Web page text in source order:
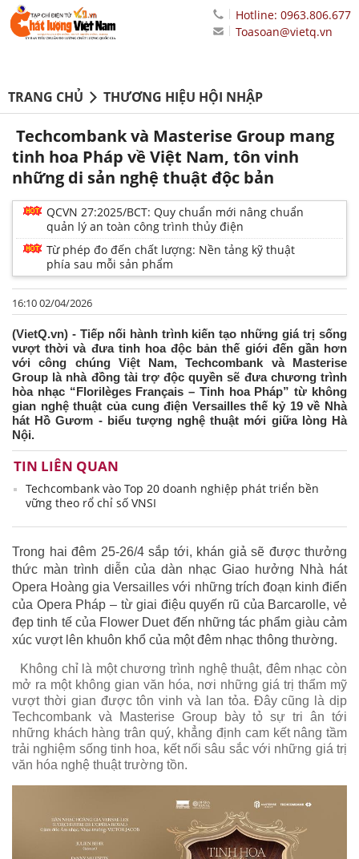
Hotline: 0963.806.677
Toasoan@vietq.vn
TRANG CHỦ THƯƠNG HIỆU HỘI NHẬP
Techcombank và Masterise Group mang
tinh hoa Pháp về Việt Nam, tôn vinh
những di sản nghệ thuật độc bản
QCVN 27:2025/BCT: Quy chuẩn mới nâng chuẩn
quản lý an toàn công trình thủy điện
Từ phép đo đến chất lượng: Nền tảng kỹ thuật
phía sau mỗi sản phẩm
16:10 02/04/2026
(VietQ.vn) - Tiếp nối hành trình kiến tạo những giá trị sống
vượt thời và đưa tinh hoa độc bản thế giới đến gần hơn
với công chúng Việt Nam, Techcombank và Masterise
Group là nhà đồng tài trợ độc quyền sẽ đưa chương trình
hòa nhạc “Florilèges Français – Tinh hoa Pháp” từ không
gian nghệ thuật của cung điện Versailles thế kỷ 19 về Nhà
hát Hồ Gươm - biểu tượng nghệ thuật mới giữa lòng Hà
Nội.
TIN LIÊN QUAN
Techcombank vào Top 20 doanh nghiệp phát triển bền
vững theo rổ chỉ số VNSI
Trong hai đêm 25-26/4 sắp tới, khán giả sẽ được thưởng
thức màn trình diễn của dàn nhạc Giao hưởng Nhà hát
Opera Hoàng gia Versailles với những trích đoạn kinh điển
của Opera Pháp – từ giai điệu quyến rũ của Barcarolle, vẻ
đẹp tinh tế của Flower Duet đến những tác phẩm giàu cảm
xúc vượt lên khuôn khổ của một đêm nhạc thông thường.
Không chỉ là một chương trình nghệ thuật, đêm nhạc còn
mở ra một không gian văn hóa, nơi những giá trị thẩm mỹ
vượt thời gian được tôn vinh và lan tỏa. Đây cũng là dịp
Techcombank và Masterise Group bày tỏ sự tri ân tới
những khách hàng trân quý, khẳng định cam kết nâng tầm
trải nghiệm sống tinh hoa, kết nối sâu sắc với những giá trị
văn hóa nghệ thuật trường tồn.